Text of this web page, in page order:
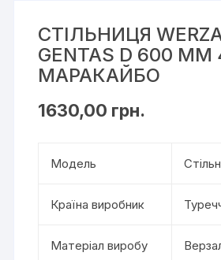
СТІЛЬНИЦЯ
GENTAS D 600 ММ
МАРАКАЙБО
1630,00 грн.
Модель
Країна виробник
Матеріал виробу